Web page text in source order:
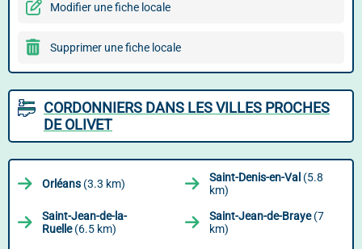
Modifier une fiche locale
Supprimer une fiche locale
CORDONNIERS DANS LES VILLES PROCHES
DE OLIVET
Orléans (3.3 km) Saint-Denis-en-Val (5.8
km)
Saint-Jean-de-la-
Ruelle(6.5 km)
Saint-Jean-de-Braye(7
km)